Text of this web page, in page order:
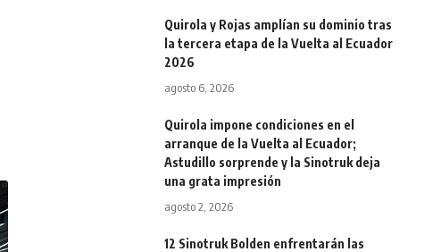
Quirola y Rojas amplían su dominio tras
la tercera etapa de la Vuelta al Ecuador
2026
agosto 6, 2026
Quirola impone condiciones en el
arranque de la Vuelta al Ecuador;
Astudillo sorprende y la Sinotruk deja
una grata impresión
agosto 2, 2026
12 Sinotruk Bolden enfrentarán las